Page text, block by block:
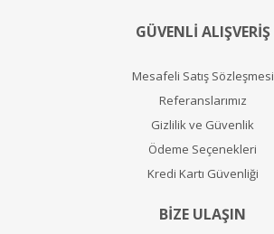
GÜVENLİ ALIŞVERİŞ
Mesafeli Satış Sözleşmesi
Referanslarımız
Gizlilik ve Güvenlik
Ödeme Seçenekleri
Kredi Kartı Güvenliği
BİZE ULAŞIN